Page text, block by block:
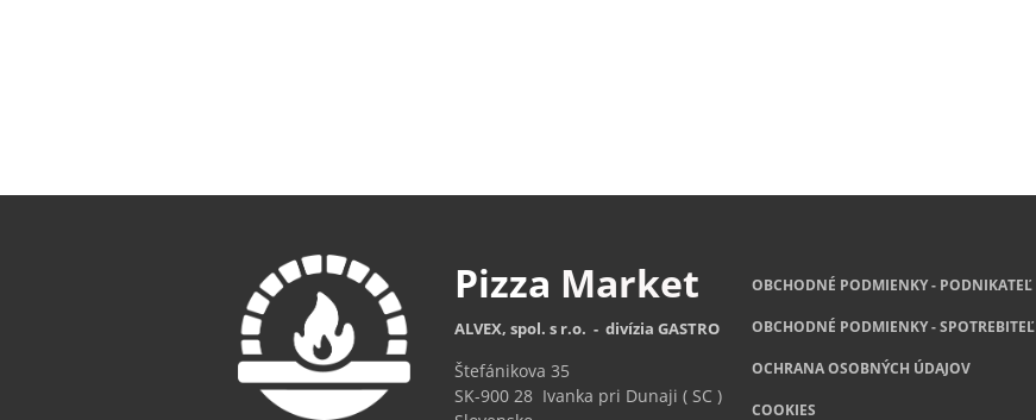
Pizza Market
ALVEX, spol. s r.o. - divízia GASTRO
Štefánikova 35
SK-900 28 Ivanka pri Dunaji ( SC )
OBCHODNÉ PODMIENKY - PODNIKATEĽ
OBCHODNÉ PODMIENKY - SPOTREBITEĽ
OCHRANA OSOBNÝCH ÚDAJOV
COOKIES